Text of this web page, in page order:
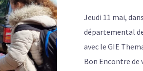
Jeudi 11 mai,
départemental
avec le GIE
Bon Encontre de